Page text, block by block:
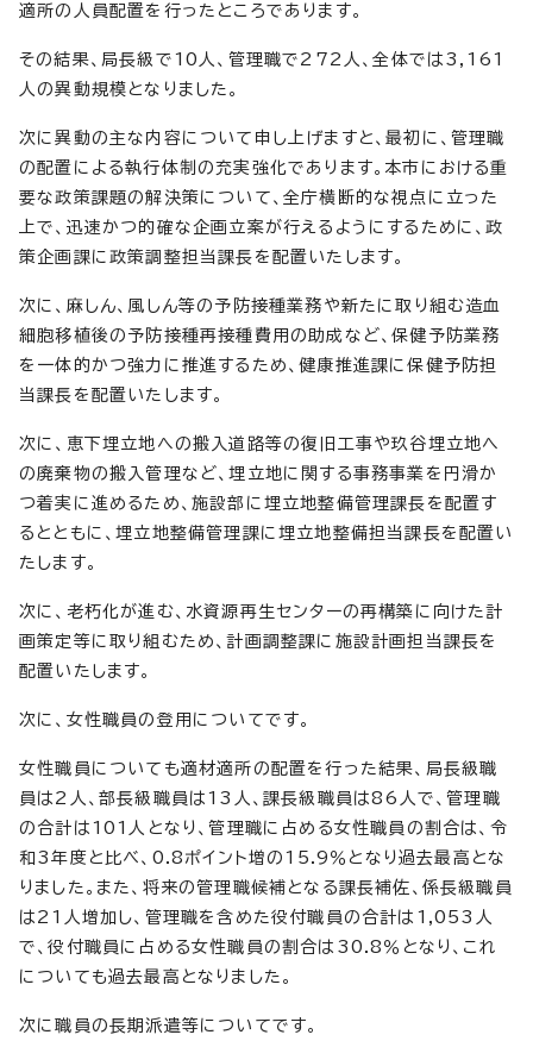
適所の人員配置を行ったところであります。
その結果、局長級で10人、管理職で272人、全体では3,161
人の異動規模となりました。
次に異動の主な内容について申し上げますと、最初に、管理職
の配置による執行体制の充実強化であります。本市における重
要な政策課題の解決策について、全庁横断的な視点に立った
上で、迅速かつ的確な企画立案が行えるようにするために、政
策企画課に政策調整担当課長を配置いたします。
次に、麻しん、風しん等の予防接種業務や新たに取り組む造血
細胞移植後の予防接種再接種費用の助成など、保健予防業務
を一体的かつ強力に推進するため、健康推進課に保健予防担
当課長を配置いたします。
次に、恵下埋立地への搬入道路等の復旧工事や玖谷埋立地へ
の廃棄物の搬入管理など、埋立地に関する事務事業を円滑か
つ着実に進めるため、施設部に埋立地整備管理課長を配置す
るとともに、埋立地整備管理課に埋立地整備担当課長を配置い
たします。
次に、老朽化が進む、水資源再生センターの再構築に向けた計
画策定等に取り組むため、計画調整課に施設計画担当課長を
配置いたします。
次に、女性職員の登用についてです。
女性職員についても適材適所の配置を行った結果、局長級職
員は2人、部長級職員は13人、課長級職員は86人で、管理職
の合計は101人となり、管理職に占める女性職員の割合は、令
和3年度と比べ、0.8ポイント増の15.9％となり過去最高とな
りました。また、将来の管理職候補となる課長補佐、係長級職員
は21人増加し、管理職を含めた役付職員の合計は1,053人
で、役付職員に占める女性職員の割合は30.8％となり、これ
についても過去最高となりました。
次に職員の長期派遣等についてです。